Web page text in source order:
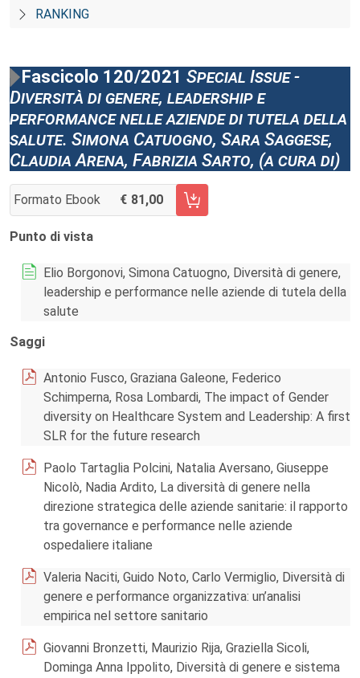
RANKING
Fascicolo 120/2021 Special Issue -
Diversità di genere, leadership e
performance nelle aziende di tutela della
salute. Simona Catuogno, Sara Saggese,
Claudia Arena, Fabrizia Sarto, (a cura di)
Formato Ebook 81,00
AGGIUNGI AL CARRELLO FASCICOLO 120/2021
Punto di vista
Elio Borgonovi, Simona Catuogno, Diversità di genere,
leadership e performance nelle aziende di tutela della
salute
Saggi
Antonio Fusco, Graziana Galeone, Federico
Schimperna, Rosa Lombardi, The impact of Gender
diversity on Healthcare System and Leadership: A first
SLR for the future research
Paolo Tartaglia Polcini, Natalia Aversano, Giuseppe
Nicolò, Nadia Ardito, La diversità di genere nella
direzione strategica delle aziende sanitarie: il rapporto
tra governance e performance nelle aziende
ospedaliere italiane
Valeria Naciti, Guido Noto, Carlo Vermiglio, Diversità di
genere e performance organizzativa: un’analisi
empirica nel settore sanitario
Giovanni Bronzetti, Maurizio Rija, Graziella Sicoli,
Dominga Anna Ippolito, Diversità di genere e sistema